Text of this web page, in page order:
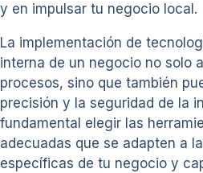
y en impulsar tu negocio local.
La implementación de
interna de un negocio no solo
procesos, sino que también
precisión y la seguridad de la
fundamental elegir las
adecuadas que se adapten a
específicas de tu negocio y